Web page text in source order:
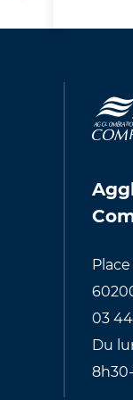
03
Du
8h30-